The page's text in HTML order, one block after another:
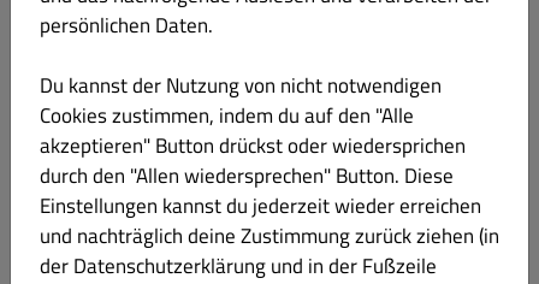
94. BUN VIT (Reisnudeln Ente)
Eier Soja Sesam
€ 19.90
knuspriger Entenbrust
Produktinformation
persönlichen Daten.
Du kannst der Nutzung von nicht notwendigen
Cookies zustimmen, indem du auf den "Alle
akzeptieren" Button drückst oder wiedersprichen
durch den "Allen wiedersprechen" Button. Diese
Einstellungen kannst du jederzeit wieder erreichen
und nachträglich deine Zustimmung zurück ziehen (in
der Datenschutzerklärung und in der Fußzeile